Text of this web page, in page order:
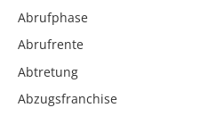
Abrufphase
Abrufrente
Abtretung
Abzugsfranchise